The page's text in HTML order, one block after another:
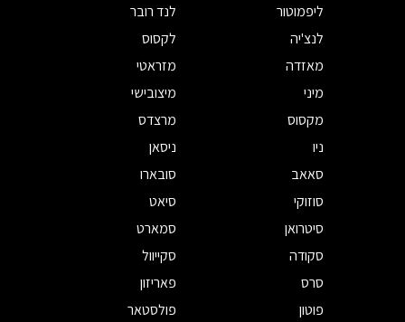
ליפמוטור
לנד רובר
לנצ'יה
לקסוס
מאזדה
מזראטי
מיני
מיצובישי
מקסוס
מרצדס
ניו
ניסאן
סאאב
סובארו
סוזוקי
סיאט
סיטרואן
סמארט
סקודה
סקייוול
סרס
פאריזון
פוטון
פולסטאר